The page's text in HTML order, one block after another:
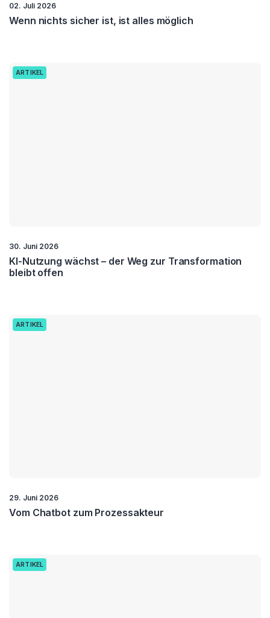
02. Juli 2026
Wenn nichts sicher ist, ist alles möglich
ARTIKEL
30. Juni 2026
KI-Nutzung wächst – der Weg zur Transformation
bleibt offen
ARTIKEL
29. Juni 2026
Vom Chatbot zum Prozessakteur
ARTIKEL